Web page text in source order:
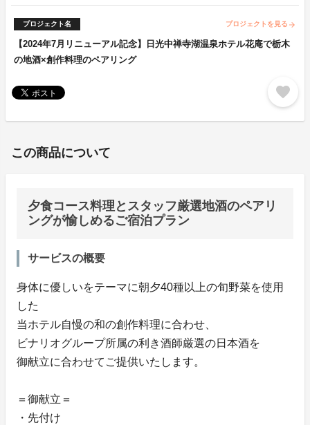
プロジェクト名 プロジェクトを見る arrow_forward
【2024年7月リニューアル記念】日光中禅寺湖温泉ホテル花庵で栃木
の地酒×創作料理のペアリング
favorite
この商品について
夕食コース料理とスタッフ厳選地酒のペアリ
ングが愉しめるご宿泊プラン
サービスの概要
身体に優しいをテーマに朝夕40種以上の旬野菜を使用
した
当ホテル自慢の和の創作料理に合わせ、
ビナリオグループ所属の利き酒師厳選の日本酒を
御献立に合わせてご提供いたします。
＝御献立＝
・先付け